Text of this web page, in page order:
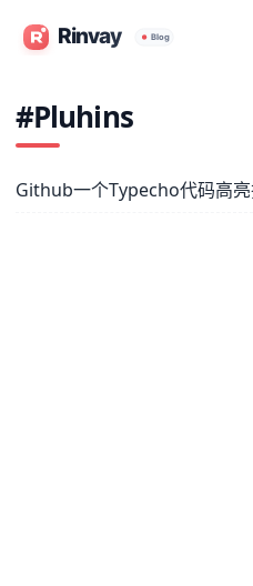
#Pluhins
Github一个Typecho代码高